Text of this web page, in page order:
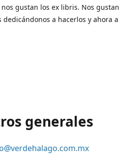
gustan los ex libris. Nos gustan
a hacerlos y ahora a
generales